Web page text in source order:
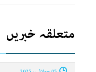
متعلقہ خبریں